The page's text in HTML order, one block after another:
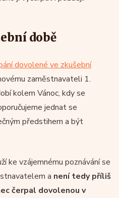
době
dovolené ve zkušební
zaměstnavateli 1.
kolem Vánoc, kdy se
jednat se
předstihem a být
ke vzájemnému poznávání se
a není tedy příliš
čerpal dovolenou v